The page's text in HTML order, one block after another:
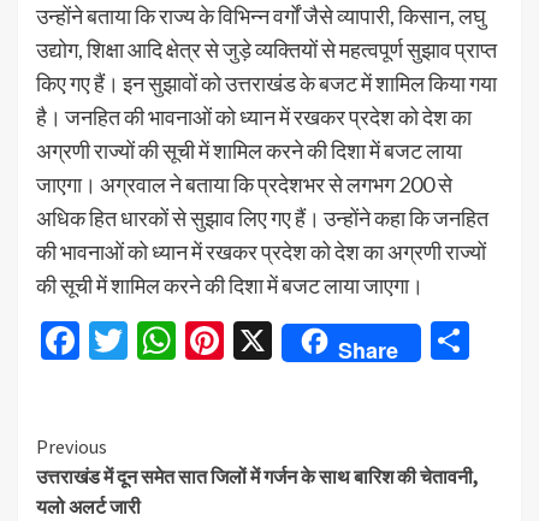
उन्होंने बताया कि राज्य के विभिन्न वर्गों जैसे व्यापारी, किसान, लघु
उद्योग, शिक्षा आदि क्षेत्र से जुड़े व्यक्तियों से महत्वपूर्ण सुझाव प्राप्त
किए गए हैं। इन सुझावों को उत्तराखंड के बजट में शामिल किया गया
है। जनहित की भावनाओं को ध्यान में रखकर प्रदेश को देश का
अग्रणी राज्यों की सूची में शामिल करने की दिशा में बजट लाया
जाएगा। अग्रवाल ने बताया कि प्रदेशभर से लगभग 200 से
अधिक हित धारकों से सुझाव लिए गए हैं। उन्होंने कहा कि जनहित
की भावनाओं को ध्यान में रखकर प्रदेश को देश का अग्रणी राज्यों
की सूची में शामिल करने की दिशा में बजट लाया जाएगा।
Facebook
Twitter
WhatsApp
Pinterest
X Share
Continue
Reading
Previous
उत्तराखंड में दून समेत सात जिलों में गर्जन के साथ बारिश की चेतावनी,
यलो अलर्ट जारी